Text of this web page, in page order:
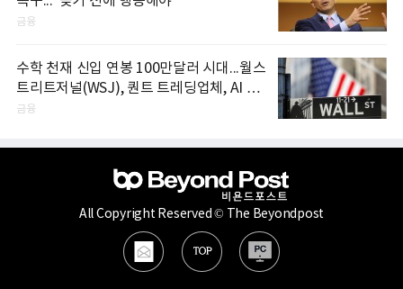
금융
수학 천재 신입 연봉 100만달러 시대...월스
트리트저널(WSJ), 퀀트 트레딩업체, AI 기
업들 인재 확보 경쟁
금융
All Copyright Reserved © The Beyondpost